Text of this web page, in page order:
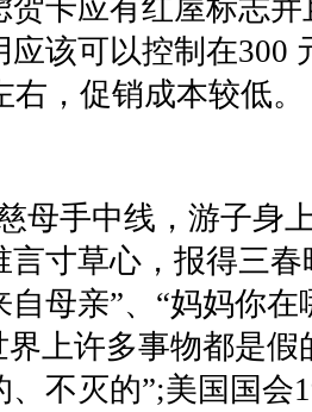
贺卡应有红屋标志
应该可以控制在300
，促销成本较低。
手中线，游子身
寸草心，报得三春
自母亲”、“妈妈你
界上许多事物都是
不灭的”;美国国会